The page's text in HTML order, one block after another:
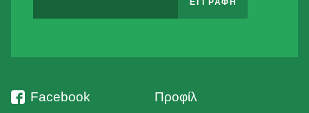
Facebook Προφίλ